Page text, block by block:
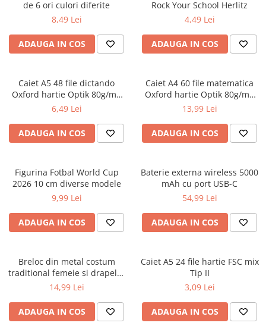
Penare tip etui
Acuarele și pensule școlare
Acuarele școlare și Tempera
Pensule școlare
Cărți
Cărți pentru copii
Cărți ilustrate și interactive
Materiale educaționale
Benzi desenate
Hobby și activități pentru copii
Educație și carte școlară
Culegeri și materiale auxiliare
Caiete de vacanță
Bibliografie școlară
Bibliografie didactică
Dicționare și gramatici
de 6 ori culori diferite
8,49 Lei
ADAUGA IN COS
Rock Your School Herlitz
4,49 Lei
ADAUGA IN COS
Caiet A5 48 file dictando
Oxford hartie Optik 80g/mp
diverse culori
6,49 Lei
ADAUGA IN COS
Caiet A4 60 file matematica
Oxford hartie Optik 80g/mp
motiv Touch Pastel
13,99 Lei
ADAUGA IN COS
Figurina Fotbal World Cup
2026 10 cm diverse modele
9,99 Lei
ADAUGA IN COS
Baterie externa wireless 5000
mAh cu port USB-C
54,99 Lei
ADAUGA IN COS
Breloc din metal costum
traditional femeie si drapelul
Romaniei 9 cm
14,99 Lei
ADAUGA IN COS
Caiet A5 24 file hartie FSC mix
Tip II
3,09 Lei
ADAUGA IN COS